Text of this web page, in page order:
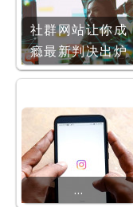
社群网站让你成
瘾最新判决出炉
…